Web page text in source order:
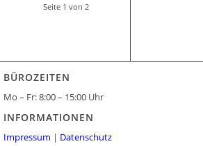
Seite 1 von 2
BÜROZEITEN
Mo – Fr: 8:00 – 15:00 Uhr
INFORMATIONEN
Impressum | Datenschutz